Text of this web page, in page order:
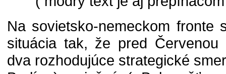
Na sovietsko-nemeckom fronte
situácia tak, že pred Červenou
dva rozhodujúce strategické